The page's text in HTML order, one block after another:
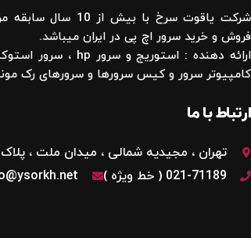
شرکت یاقوت سرخ با بیش از
فروش و خرید سرور اچ پی در ایران میباشد.
کامپیوتر سرور و کیس سرورها و سرورهای رک
ارتباط با ما
تهران ، مجیدیه شمالی ، میدان ملت ، پلاک 110 ، واحد 11
021-71189 ( خط ویژه )